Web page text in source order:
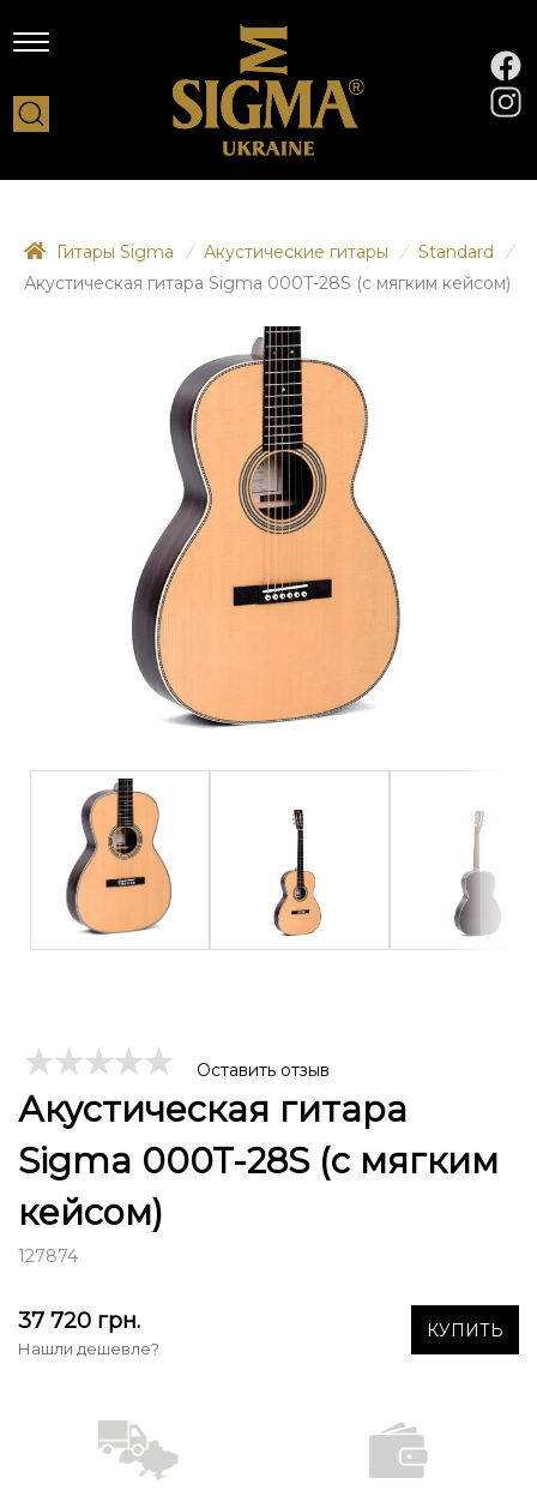
Гитары Sigma / Акустические гитары / Standard
/
Акустическая гитара Sigma 000T-28S (с мягким кейсом)
Оставить отзыв
Акустическая гитара
Sigma 000T-28S (с мягким
кейсом)
127874
37 720 грн.
Нашли дешевле?
КУПИТЬ